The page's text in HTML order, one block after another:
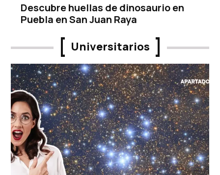
Descubre huellas de dinosaurio en
Puebla en San Juan Raya
Universitarios